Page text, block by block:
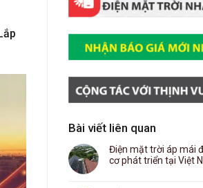
Bài viết liên quan
Điện mặt trời áp mái
cơ phát triển tại Việt